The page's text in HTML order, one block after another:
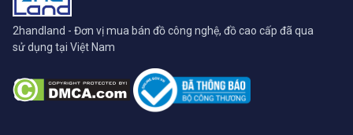
2handland - Đơn vị mua bán đồ công nghệ, đồ cao cấp đã qua
sử dụng tại Việt Nam